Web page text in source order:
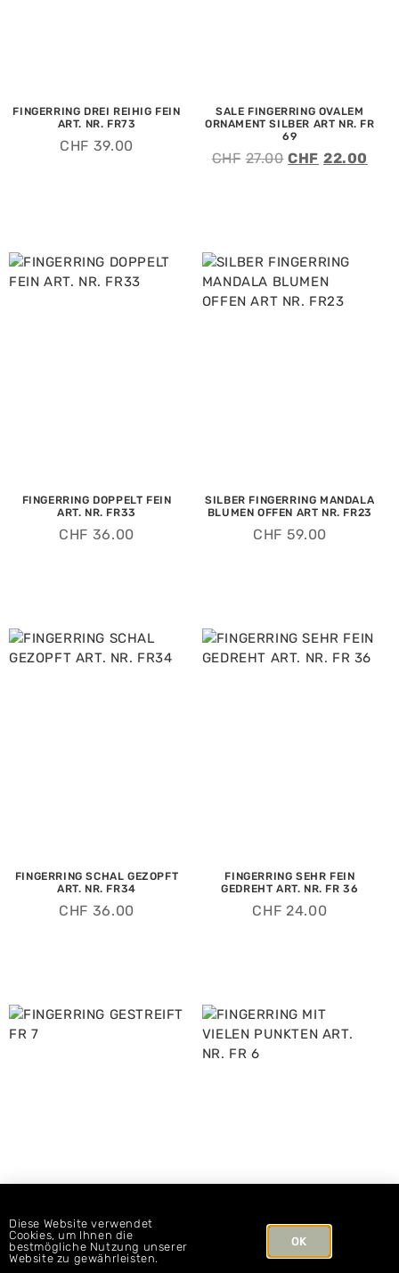
FINGERRING DREI REIHIG FEIN
ART. NR. FR73
CHF 39.00
SALE FINGERRING OVALEM
ORNAMENT SILBER ART NR. FR
69
CHF 27.00 CHF 22.00
FINGERRING DOPPELT FEIN
ART. NR. FR33
CHF 36.00
SILBER FINGERRING MANDALA
BLUMEN OFFEN ART NR. FR23
CHF 59.00
FINGERRING SCHAL GEZOPFT
ART. NR. FR34
CHF 36.00
FINGERRING SEHR FEIN
GEDREHT ART. NR. FR 36
CHF 24.00
FINGERRING GESTREIFT FR 7
FINGERRING MIT VIELEN
Diese Website verwendet
Cookies, um Ihnen die
bestmögliche Nutzung unserer
Website zu gewährleisten.
OK